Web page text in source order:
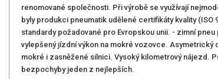
renomované společnosti. Při výrobě se využívají
byly produkci pneumatik udělené certifikáty kvality (ISO
standardy požadované pro Evropskou unii. - zimní
vylepšený jízdní výkon na mokré vozovce.
mokré i zasněžené silnici. Vysoký kilometrový nájezd.
bezpochyby jeden z nejlepších.